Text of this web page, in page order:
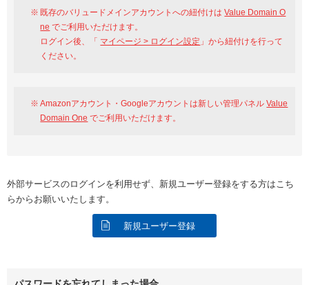
既存のバリュードメインアカウントへの紐付けはValue Domain O
ne でご利用いただけます。
ログイン後、「 マイページ > ログイン設定 」から紐付けを行って
ください。
Amazonアカウント・Googleアカウントは新しい管理パネルValue
Domain One でご利用いただけます。
外部サービスのログインを利用せず、新規ユーザー登録をする方はこち
らからお願いいたします。
新規ユーザー登録